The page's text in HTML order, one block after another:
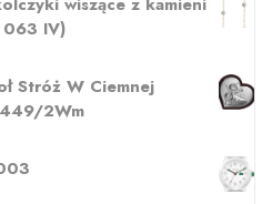
063 IV)
Stróż W Ciemnej
2Wm